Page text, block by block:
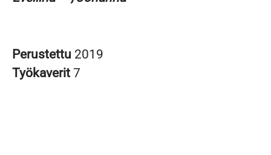
Perustettu 2019
Työkaverit 7